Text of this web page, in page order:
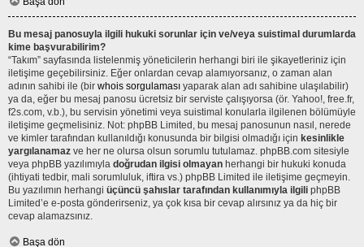
Bu mesaj panosuyla ilgili hukuki sorunlar için ve/veya suistimal durumlarda
kime başvurabilirim?
“Takım” sayfasında listelenmiş yöneticilerin herhangi biri ile şikayetleriniz için
iletişime geçebilirsiniz. Eğer onlardan cevap alamıyorsanız, o zaman alan
adının sahibi ile (bir whois sorgulaması yaparak alan adı sahibine ulaşılabilir)
ya da, eğer bu mesaj panosu ücretsiz bir serviste çalışıyorsa (ör. Yahoo!, free.fr,
f2s.com, v.b.), bu servisin yönetimi veya suistimal konularla ilgilenen bölümüyle
iletişime geçmelisiniz. Not: phpBB Limited, bu mesaj panosunun nasıl, nerede
ve kimler tarafından kullanıldığı konusunda bir bilgisi olmadığı için kesinlikle
yargılanamaz ve her ne olursa olsun sorumlu tutulamaz. phpBB.com sitesiyle
veya phpBB yazılımıyla doğrudan ilgisi olmayan herhangi bir hukuki konuda
(ihtiyati tedbir, mali sorumluluk, iftira vs.) phpBB Limited ile iletişime geçmeyin.
Bu yazılımın herhangi üçüncü şahıslar tarafından kullanımıyla ilgili phpBB
Limited’e e-posta gönderirseniz, ya çok kısa bir cevap alırsınız ya da hiç bir
cevap alamazsınız.
Başa dön